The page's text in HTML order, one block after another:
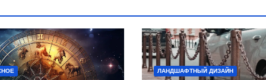
ЛАНДШАФТНЫЙ ДИЗАЙН